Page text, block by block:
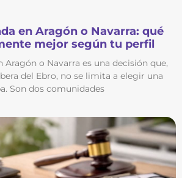
en Aragón o Navarra: qué
mejor según tu perfil
Aragón o Navarra es una decisión que,
del Ebro, no se limita a elegir una
Son dos comunidades